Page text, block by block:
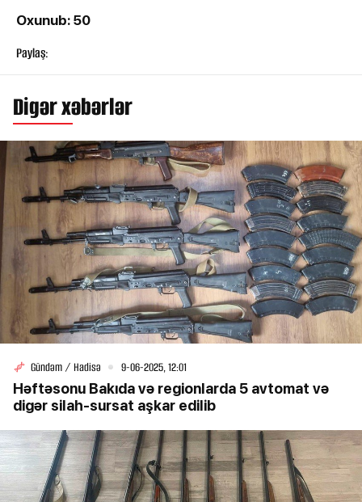
Oxunub: 50
Paylaş:
Digər xəbərlər
Gündəm / Hadisə 9-06-2025, 12:01
Həftəsonu Bakıda və regionlarda 5 avtomat və
digər silah-sursat aşkar edilib